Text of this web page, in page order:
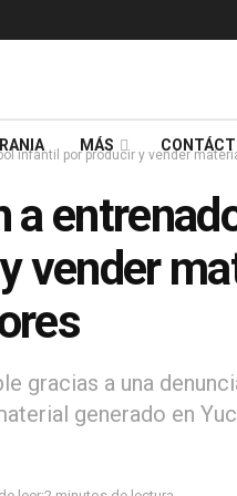
MÁS
infantil por producir y vender
a
vender
gracias a una
generado en